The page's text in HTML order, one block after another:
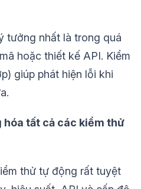
tưởng nhất là trong quá
hoặc thiết kế API. Kiểm
giúp phát hiện lỗi khi
hóa tất cả các kiểm thử
thử tự động rất tuyệt